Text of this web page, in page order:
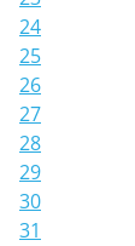
24
25
26
27
28
29
30
31